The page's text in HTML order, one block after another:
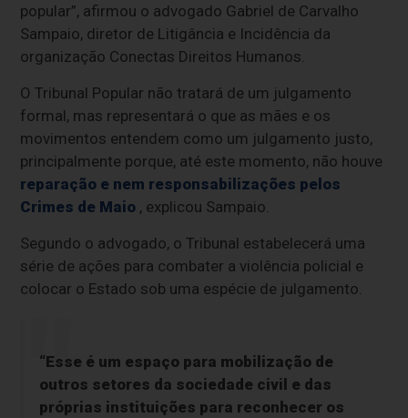
popular”, afirmou o advogado Gabriel de Carvalho
Sampaio, diretor de Litigância e Incidência da
organização Conectas Direitos Humanos.
O Tribunal Popular não tratará de um julgamento
formal, mas representará o que as mães e os
movimentos entendem como um julgamento justo,
principalmente porque, até este momento, não houve
reparação e nem responsabilizações pelos
Crimes de Maio , explicou Sampaio.
Segundo o advogado, o Tribunal estabelecerá uma
série de ações para combater a violência policial e
colocar o Estado sob uma espécie de julgamento.
“Esse é um espaço para mobilização de
outros setores da sociedade civil e das
próprias instituições para reconhecer os